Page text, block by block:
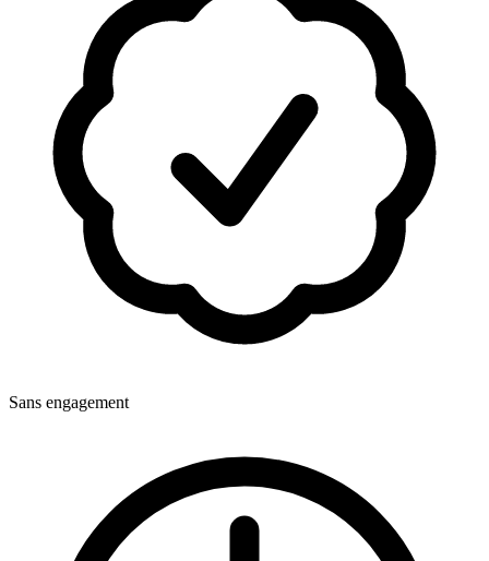
Sans engagement